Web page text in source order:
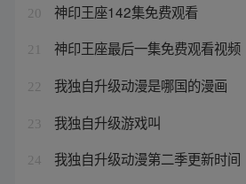
20 神印王座142集免费观看
21 神印王座最后一集免费观看视频
22 我独自升级动漫是哪国的漫画
23 我独自升级游戏叫
24 我独自升级动漫第二季更新时间